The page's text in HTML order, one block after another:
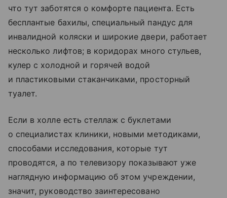
что тут заботятся о комфорте пациента. Есть
бесплантые бахилы, специальный пандус для
инвалидной коляски и широкие двери, работает
несколько лифтов; в коридорах много стульев,
кулер с холодной и горячей водой
и пластиковыми стаканчиками, просторный
туалет.
Если в холле есть стеллаж с буклетами
о специалистах клиники, новыми методиками,
способами исследования, которые тут
проводятся, а по телевизору показывают уже
наглядную информацию об этом учреждении,
значит, руководство заинтересовано